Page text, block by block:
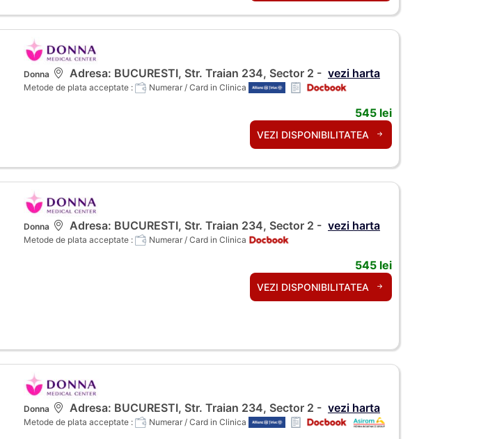
Donna Adresa: BUCURESTI, Str. Traian 234, Sector 2 - vezi harta
Metode de plata acceptate : Numerar / Card in Clinica
545 lei
VEZI DISPONIBILITATEA
Donna Adresa: BUCURESTI, Str. Traian 234, Sector 2 - vezi harta
Metode de plata acceptate : Numerar / Card in Clinica
545 lei
VEZI DISPONIBILITATEA
Donna Adresa: BUCURESTI, Str. Traian 234, Sector 2 - vezi harta
Metode de plata acceptate : Numerar / Card in Clinica